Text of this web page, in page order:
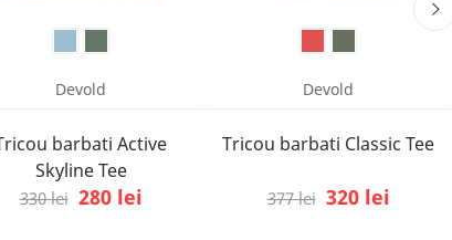
Devold
barbati Active
Skyline Tee
330 lei 280 lei
Devold
Tricou barbati Classic Tee
377 lei 320 lei